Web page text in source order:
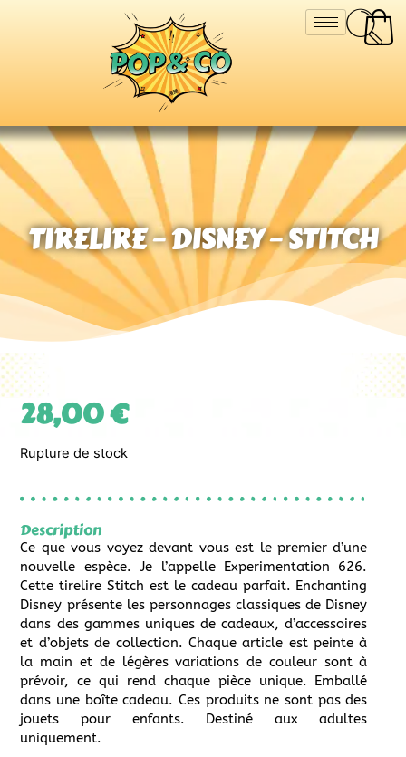
TIRELIRE – DISNEY – STITCH
28,00€
Rupture de stock
Description
Ce que vous voyez devant vous est le premier d’une
nouvelle espèce. Je l’appelle Experimentation 626.
Cette tirelire Stitch est le cadeau parfait. Enchanting
Disney présente les personnages classiques de Disney
dans des gammes uniques de cadeaux, d’accessoires
et d’objets de collection. Chaque article est peinte à
la main et de légères variations de couleur sont à
prévoir, ce qui rend chaque pièce unique. Emballé
dans une boîte cadeau. Ces produits ne sont pas des
jouets pour enfants. Destiné aux adultes
uniquement.